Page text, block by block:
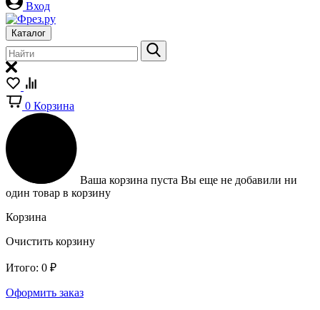
Вход
Каталог
0 Корзина
Ваша корзина пуста Вы еще не добавили ни
один товар в корзину
Корзина
Очистить корзину
Итого: 0 ₽
Оформить заказ